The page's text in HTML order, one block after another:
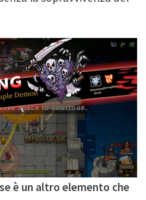
è un altro elemento che